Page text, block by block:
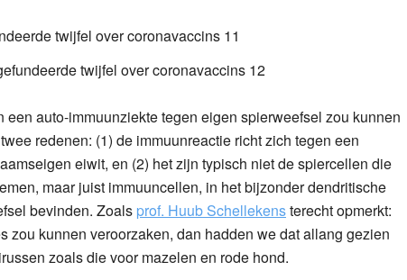
een auto-immuunziekte tegen eigen spierweefsel zou kunnen
redenen: (1) de immuunreactie richt zich tegen een
eiwit, en (2) het zijn typisch niet de spiercellen die
maar juist immuuncellen, in het bijzonder dendritische
bevinden. Zoals prof. Huub Schellekensterecht opmerkt:
zou kunnen veroorzaken, dan hadden we dat allang gezien
zoals die voor mazelen en rode hond.